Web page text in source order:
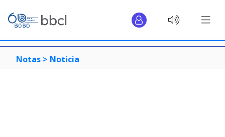
Notas > Noticia